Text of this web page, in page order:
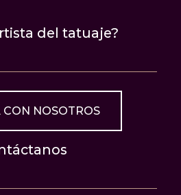
del tatuaje?
CON NOSOTROS